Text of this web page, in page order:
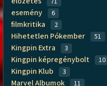
esemény 6
filmkritika 2
Hihetetlen Pókember 51
Kingpin Extra 3
Kingpin képregénybolt 10
Kingpin Klub 3
Marvel Albumok 11